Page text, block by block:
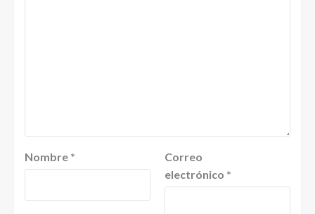
Nombre *
Correo
electrónico *